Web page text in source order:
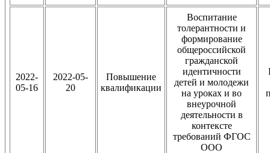
2022-
05-16
2022-05-
20
Повышение
квалификации
Воспитание
толерантности и
формирование
общероссийской
гражданской
идентичности
детей и молодежи
на уроках и во
внеурочной
деятельности в
контексте
требований ФГОС
ООО